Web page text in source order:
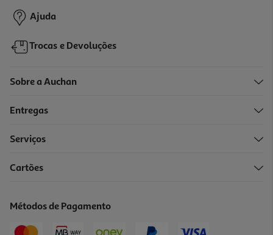
+0,10 € Depósito
+0,10 € Depósito
Ajuda
Trocas e Devoluções
Sobre a Auchan
Entregas
Serviços
Cartões
Métodos de Pagamento